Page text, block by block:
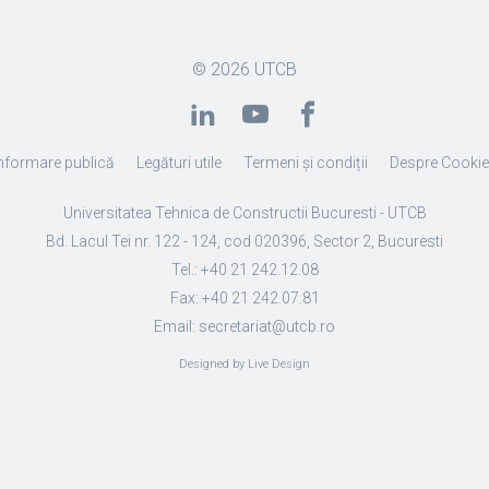
© 2026 UTCB
publică Legături utile Termeni și condiții Despre
Universitatea Tehnica de Constructii Bucuresti - UTCB
Bd. Lacul Tei nr. 122 - 124, cod 020396, Sector 2, Bucuresti
Tel.: +40 21 242.12.08
Fax: +40 21 242.07.81
Email: secretariat@utcb.ro
Designed by Live Design